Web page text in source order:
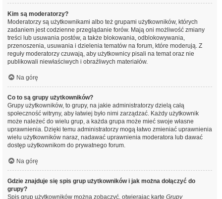
Kim są moderatorzy?
Moderatorzy są użytkownikami albo też grupami użytkowników, których
zadaniem jest codzienne przeglądanie forów. Mają oni możliwość zmiany
treści lub usuwania postów, a także blokowania, odblokowywania,
przenoszenia, usuwania i dzielenia tematów na forum, które moderują. Z
reguły moderatorzy czuwają, aby użytkownicy pisali na temat oraz nie
publikowali niewłaściwych i obraźliwych materiałów.
Na górę
Co to są grupy użytkowników?
Grupy użytkowników, to grupy, na jakie administratorzy dzielą całą
społeczność witryny, aby łatwiej było nimi zarządzać. Każdy użytkownik
może należeć do wielu grup, a każda grupa może mieć swoje własne
uprawnienia. Dzięki temu administratorzy mogą łatwo zmieniać uprawnienia
wielu użytkowników naraz, nadawać uprawnienia moderatora lub dawać
dostęp użytkownikom do prywatnego forum.
Na górę
Gdzie znajduje się spis grup użytkowników i jak można dołączyć do
grupy?
Spis grup użytkowników można zobaczyć, otwierając kartę Grupy